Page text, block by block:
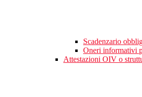
Scadenzario
Oneri informativi
Attestazioni OIV o